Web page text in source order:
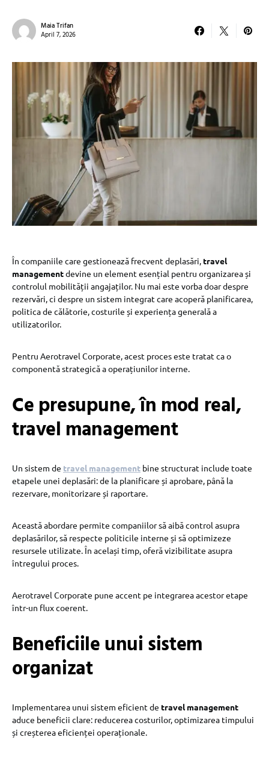
Maia Trifan
April 7, 2026
În companiile care gestionează frecvent deplasări, travel
managementdevine un element esențial pentru organizarea și
controlul mobilității angajaților. Nu mai este vorba doar despre
rezervări, ci despre un sistem integrat care acoperă planificarea,
politica de călătorie, costurile și experiența generală a
utilizatorilor.
Pentru Aerotravel Corporate, acest proces este tratat ca o
componentă strategică a operațiunilor interne.
Ce presupune, în mod real,
travel management
Un sistem de travel management bine structurat include toate
etapele unei deplasări: de la planificare și aprobare, până la
rezervare, monitorizare și raportare.
Această abordare permite companiilor să aibă control asupra
deplasărilor, să respecte politicile interne și să optimizeze
resursele utilizate. În același timp, oferă vizibilitate asupra
întregului proces.
Aerotravel Corporate pune accent pe integrarea acestor etape
într-un flux coerent.
Beneficiile unui sistem
organizat
Implementarea unui sistem eficient de travel management
aduce beneficii clare: reducerea costurilor, optimizarea timpului
și creșterea eficienței operaționale.